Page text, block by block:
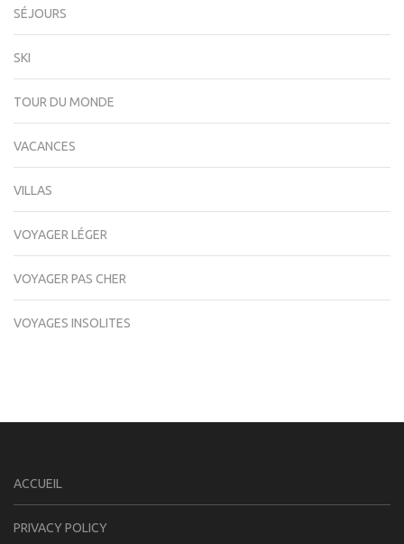
SÉJOURS
SKI
TOUR DU MONDE
VACANCES
VILLAS
VOYAGER LÉGER
VOYAGER PAS CHER
VOYAGES INSOLITES
ACCUEIL
PRIVACY POLICY